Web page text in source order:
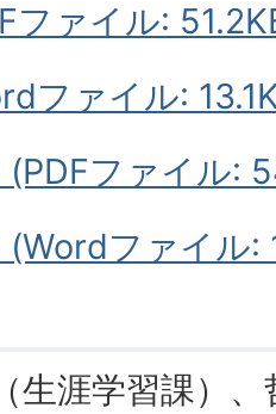
ファイル:
ファイル:
ファイル:
ファイル:
生涯学習課）